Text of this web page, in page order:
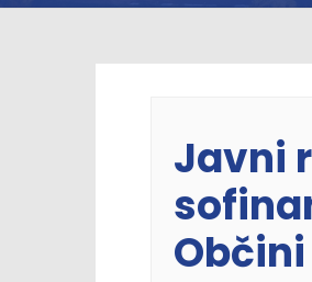
Javni